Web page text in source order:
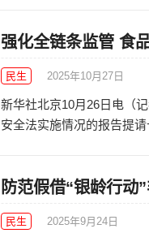
强化全链条监管 食
民生 2025年10月27日
新华社北京10月26日电（
安全法实施情况的报告提
防范假借“银龄行动
民生 2025年9月24日